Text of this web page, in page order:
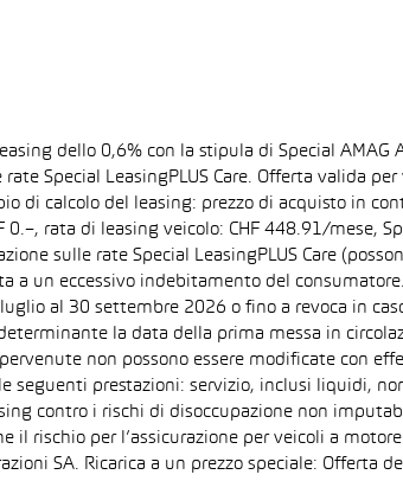
dello 0,6% con la stipula di Special AMAG
rate Special LeasingPLUS Care. Offerta valida
di calcolo del leasing: prezzo di acquisto in
rata di leasing veicolo: CHF 448.91/mese,
sulle rate Special LeasingPLUS Care
a un eccessivo indebitamento del
al 30 settembre 2026 o fino a revoca in
la data della prima messa in
non possono essere modificate con
seguenti prestazioni: servizio, inclusi liquidi,
contro i rischi di disoccupazione non
il rischio per l’assicurazione per veicoli a
SA. Ricarica a un prezzo speciale: